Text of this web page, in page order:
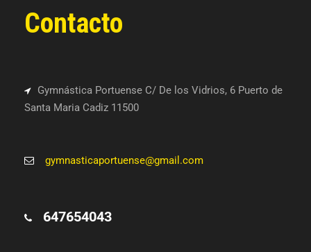
Contacto
Gymnástica Portuense C/ De los Vidrios, 6 Puerto de
Santa Maria Cadiz 11500
gymnasticaportuense@gmail.com
647654043